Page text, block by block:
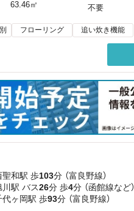
63.46㎡
不要
フローリング 追い炊き機能
聖和駅 歩103分 （富良野線）
川駅 バス26分 歩4分 （函館線など）
代ヶ岡駅 歩93分 （富良野線）